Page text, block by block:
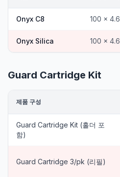
Onyx C8 100 x 4.6
Onyx Silica 100 x 4.6
Guard Cartridge Kit
제품 구성
Guard Cartridge Kit (홀더 포
함)
Guard Cartridge 3/pk (리필)